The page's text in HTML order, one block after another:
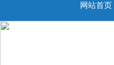
网站首页